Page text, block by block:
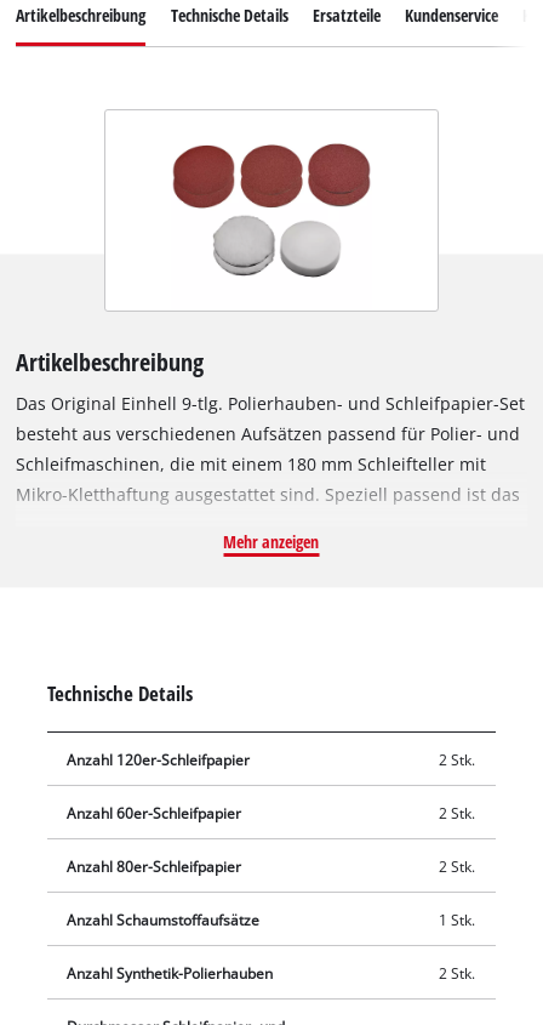
Artikelbeschreibung Technische Details Ersatzteile Kundenservice
Artikelbeschreibung
Das Original Einhell 9-tlg. Polierhauben- und Schleifpapier-Set
besteht aus verschiedenen Aufsätzen passend für Polier- und
Schleifmaschinen, die mit einem 180 mm Schleifteller mit
Mikro-Kletthaftung ausgestattet sind. Speziell passend ist das
Li E und die Einhell Polier- und Schleifmaschinen CC-PO
Polier- und Schleifarbeiten im Handumdrehen erledigt
werden.
Mehr anzeigen
Technische Details
Anzahl 120er-Schleifpapier 2 Stk.
Anzahl 60er-Schleifpapier 2 Stk.
Anzahl 80er-Schleifpapier 2 Stk.
Anzahl Schaumstoffaufsätze 1 Stk.
Anzahl Synthetik-Polierhauben 2 Stk.